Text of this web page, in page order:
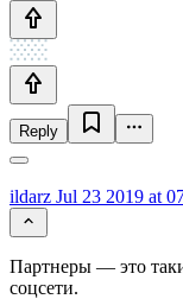
Reply
ildarz Jul 23 2019 at
Партнеры — это
соцсети.